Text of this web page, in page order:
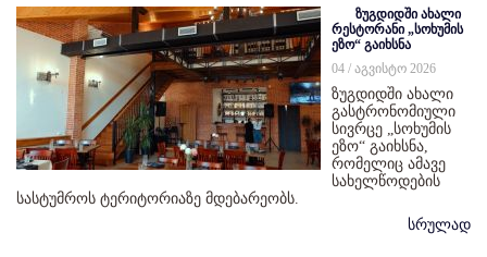
ზუგდიდში ახალი
რესტორანი „სოხუმის
ეზო“ გაიხსნა
04 / აგვისტო 2026
ზუგდიდში ახალი
გასტრონომიული
სივრცე „სოხუმის
ეზო“ გაიხსნა,
რომელიც ამავე
სახელწოდების
სასტუმროს ტერიტორიაზე მდებარეობს.
სრულად